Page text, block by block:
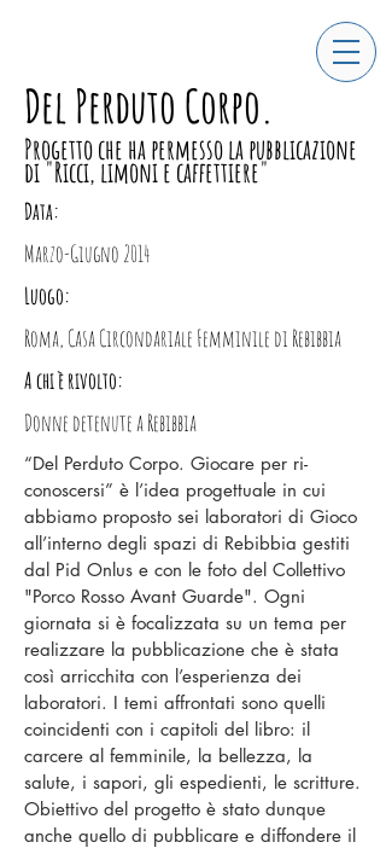
Del Perduto Corpo.
Progetto che ha permesso la pubblicazione
di "Ricci, limoni e caffettiere"
Data:
Marzo-Giugno 2014
Luogo:
Roma, Casa Circondariale Femminile di Rebibbia
A chi è rivolto:
Donne detenute a Rebibbia
“Del Perduto Corpo. Giocare per ri-
conoscersi” è l’idea progettuale in cui
abbiamo proposto sei laboratori di Gioco
all’interno degli spazi di Rebibbia gestiti
dal Pid Onlus e con le foto del Collettivo
"Porco Rosso Avant Guarde". Ogni
giornata si è focalizzata su un tema per
realizzare la pubblicazione che è stata
così arricchita con l’esperienza dei
laboratori. I temi affrontati sono quelli
coincidenti con i capitoli del libro: il
carcere al femminile, la bellezza, la
salute, i sapori, gli espedienti, le scritture.
Obiettivo del progetto è stato dunque
anche quello di pubblicare e diffondere il